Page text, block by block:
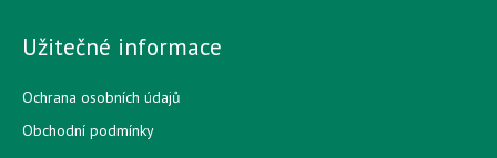
Užitečné informace
Ochrana osobních údajů
Obchodní podmínky